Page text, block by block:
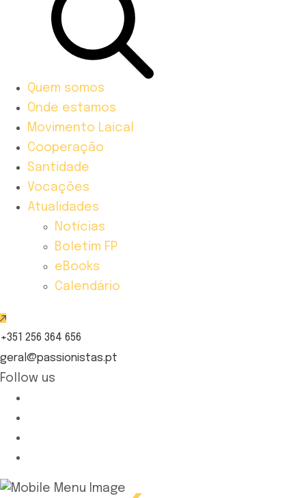
Quem somos
Onde estamos
Movimento Laical
Cooperação
Santidade
Vocações
Atualidades
Notícias
Boletim FP
eBooks
Calendário
+351 256 364 656
geral@passionistas.pt
Follow us